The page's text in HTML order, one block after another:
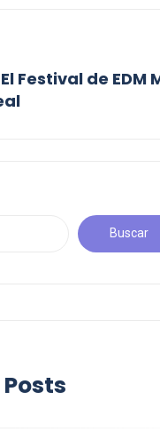
El Festival de EDM
Buscar